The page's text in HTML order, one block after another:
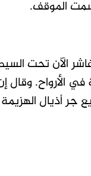
الموقف.
الآن تحت
الأرواح.
جر أذيال